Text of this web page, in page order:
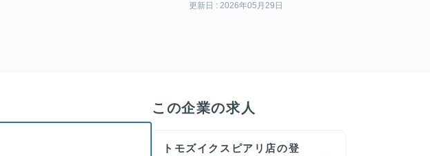
更新日 : 2026年05月29日
この企業の求人
トモズイクスピアリ店の登